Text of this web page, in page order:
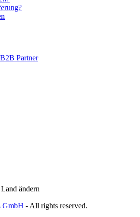
Partner
Land ändern
GmbH - All rights reserved.